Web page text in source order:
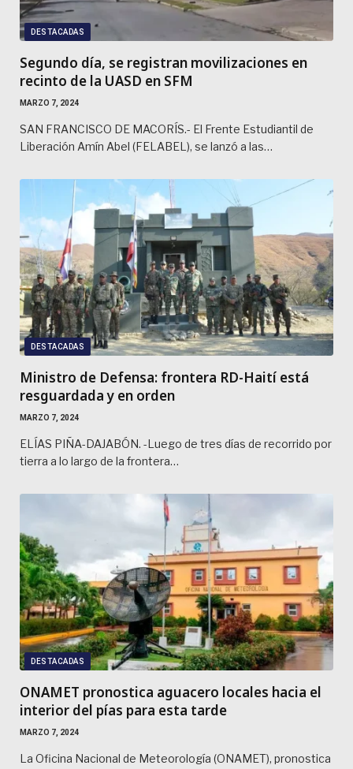
DESTACADAS
Segundo día, se registran movilizaciones en
recinto de la UASD en SFM
MARZO 7, 2024
SAN FRANCISCO DE MACORÍS.- El Frente Estudiantil de
Liberación Amín Abel (FELABEL), se lanzó a las…
DESTACADAS
Ministro de Defensa: frontera RD-Haití está
resguardada y en orden
MARZO 7, 2024
ELÍAS PIÑA-DAJABÓN. -Luego de tres días de recorrido por
tierra a lo largo de la frontera…
DESTACADAS
ONAMET pronostica aguacero locales hacia el
interior del pías para esta tarde
MARZO 7, 2024
La Oficina Nacional de Meteorología (ONAMET), pronostica